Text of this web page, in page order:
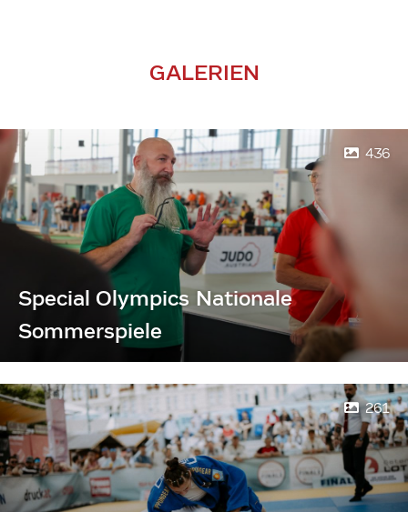
GALERIEN
436
Special Olympics Nationale
Sommerspiele
261